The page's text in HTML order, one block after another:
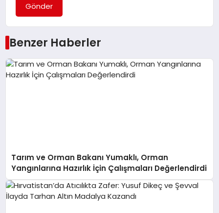
Gönder
Benzer Haberler
Tarım ve Orman Bakanı Yumaklı, Orman
Yangınlarına Hazırlık İçin Çalışmaları Değerlendirdi